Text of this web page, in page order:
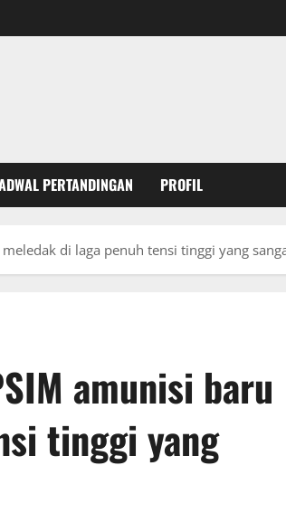
PERTANDINGAN PROFIL
di laga penuh tensi tinggi yang
amunisi baru
tinggi yang